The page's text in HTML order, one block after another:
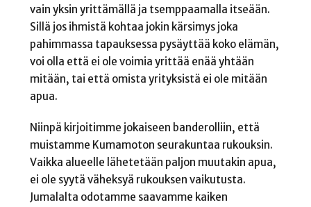
vain yksin yrittämällä ja tsemppaamalla itseään.
Sillä jos ihmistä kohtaa jokin kärsimys joka
pahimmassa tapauksessa pysäyttää koko elämän,
voi olla että ei ole voimia yrittää enää yhtään
mitään, tai että omista yrityksistä ei ole mitään
apua.
Niinpä kirjoitimme jokaiseen banderolliin, että
muistamme Kumamoton seurakuntaa rukouksin.
Vaikka alueelle lähetetään paljon muutakin apua,
ei ole syytä väheksyä rukouksen vaikutusta.
Jumalalta odotamme saavamme kaiken